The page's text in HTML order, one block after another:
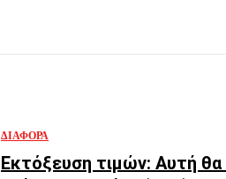
ΔΙΆΦΟΡΑ
Εκτόξευση τιμών: Αυτή θα